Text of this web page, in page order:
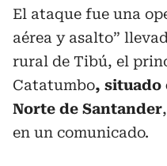
El ataque fue una
aérea y asalto”
rural de Tibú, el
Catatumbo, situado
Norte de Santander
en un comunicado.